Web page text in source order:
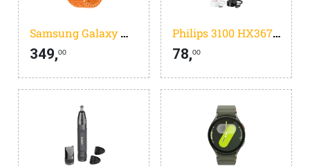
Samsung Galaxy Watch Ultra (2025) 4G Titanium Grijs 47mm
349,00
Philips 3100 HX3675/15
78,00